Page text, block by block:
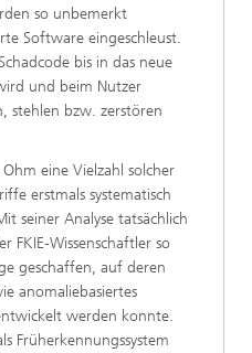
so unbemerkt
Software eingeschleust.
bis in das neue
und beim Nutzer
stehlen bzw. zerstören
eine Vielzahl solcher
erstmals systematisch
seiner Analyse tatsächlich
FKIE-Wissenschaftler so
geschaffen, auf deren
anomaliebasiertes
werden konnte.
Früherkennungssystem